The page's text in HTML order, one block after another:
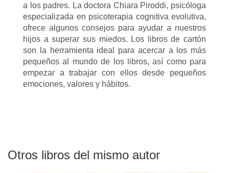
a los padres. La doctora Chiara Piroddi, psicóloga
especializada en psicoterapia cognitiva evolutiva,
ofrece algunos consejos para ayudar a nuestros
hijos a superar sus miedos. Los libros de cartón
son la herramienta ideal para acercar a los más
pequeños al mundo de los libros, así como para
empezar a trabajar con ellos desde pequeños
emociones, valores y hábitos.
Otros libros del mismo autor